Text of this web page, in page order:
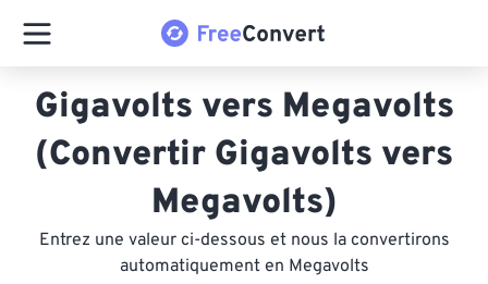
Gigavolts vers Megavolts
(Convertir Gigavolts vers
Megavolts)
Entrez une valeur ci-dessous et nous la convertirons
automatiquement en Megavolts